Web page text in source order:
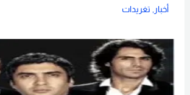
أخبار تغريدات